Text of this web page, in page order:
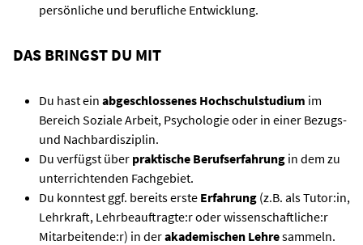
persönliche und berufliche Entwicklung.
DAS BRINGST DU MIT
Du hast ein abgeschlossenes Hochschulstudium im
Bereich Soziale Arbeit, Psychologie oder in einer Bezugs-
und Nachbardisziplin.
Du verfügst über praktische Berufserfahrung in dem zu
unterrichtenden Fachgebiet.
Du konntest ggf. bereits erste Erfahrung (z.B. als Tutor:in,
Lehrkraft, Lehrbeauftragte:r oder wissenschaftliche:r
Mitarbeitende:r) in derakademischen Lehresammeln.